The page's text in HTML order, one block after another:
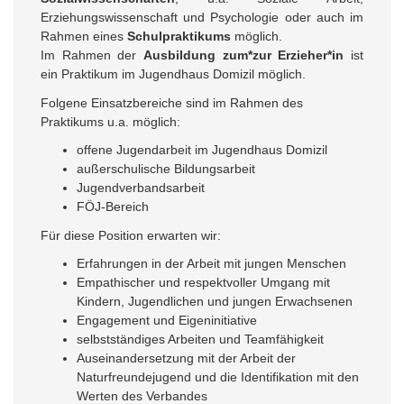
Erziehungswissenschaft und Psychologie oder auch im
Rahmen eines Schulpraktikums möglich.
Im Rahmen der Ausbildung zum*zur Erzieher*in ist
ein Praktikum im Jugendhaus Domizil möglich.
Folgene Einsatzbereiche sind im Rahmen des
Praktikums u.a. möglich:
offene Jugendarbeit im Jugendhaus Domizil
außerschulische Bildungsarbeit
Jugendverbandsarbeit
FÖJ-Bereich
Für diese Position erwarten wir:
Erfahrungen in der Arbeit mit jungen Menschen
Empathischer und respektvoller Umgang mit
Kindern, Jugendlichen und jungen Erwachsenen
Engagement und Eigeninitiative
selbstständiges Arbeiten und Teamfähigkeit
Auseinandersetzung mit der Arbeit der
Naturfreundejugend und die Identifikation mit den
Werten des Verbandes